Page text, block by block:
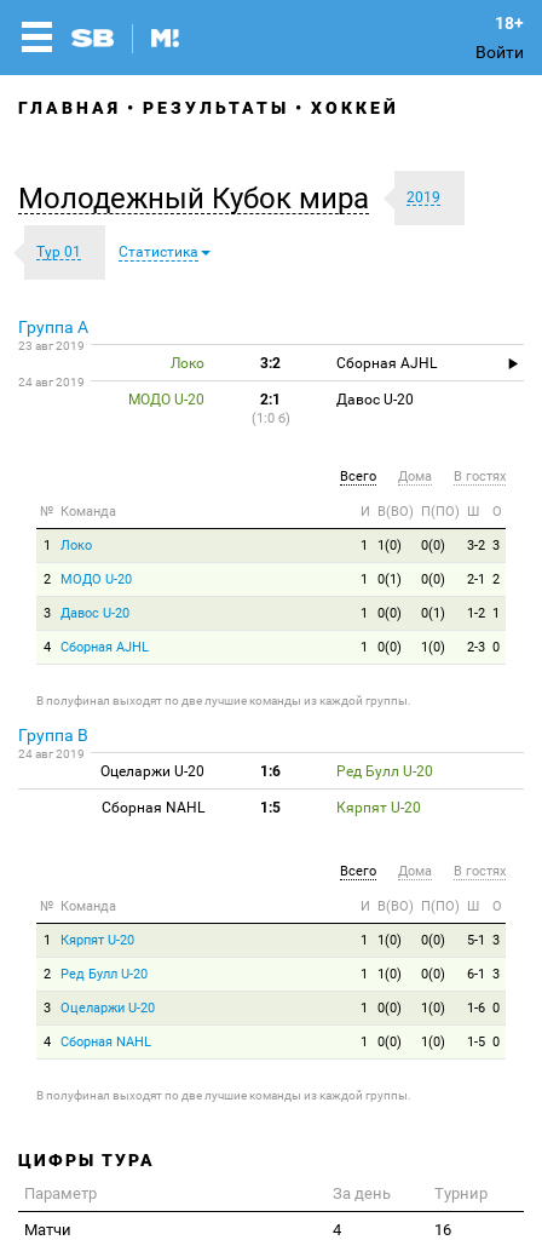
Войти
ГЛАВНАЯ РЕЗУЛЬТАТЫ ХОККЕЙ
Молодежный Кубок мира 2019
Тур 01 Статистика
Группа A
23 авг 2019
Локо 3:2 Сборная AJHL
24 авг 2019
МОДО U-20 2:1 Давос U-20
(1:0 б)
Всего Дома В гостях
№ Команда И В(ВО) П(ПО) Ш О
1 Локо 1 1(0) 0(0) 3-2 3
2 МОДО U-20 1 0(1) 0(0) 2-1 2
3 Давос U-20 1 0(0) 0(1) 1-2 1
4 Сборная AJHL 1 0(0) 1(0) 2-3 0
В полуфинал выходят по две лучшие команды из каждой группы.
Группа B
24 авг 2019
Оцеларжи U-20 1:6 Ред Булл U-20
Сборная NAHL 1:5 Кярпят U-20
Всего Дома В гостях
№ Команда И В(ВО) П(ПО) Ш О
1 Кярпят U-20 1 1(0) 0(0) 5-1 3
2 Ред Булл U-20 1 1(0) 0(0) 6-1 3
3 Оцеларжи U-20 1 0(0) 1(0) 1-6 0
4 Сборная NAHL 1 0(0) 1(0) 1-5 0
В полуфинал выходят по две лучшие команды из каждой группы.
ЦИФРЫ ТУРА
Параметр За день
Турнир
Матчи
4
16